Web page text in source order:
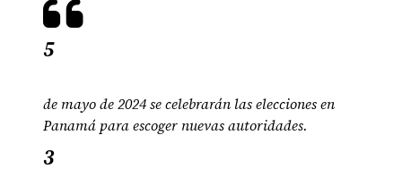
5
de mayo de 2024 se celebrarán las elecciones en
Panamá para escoger nuevas autoridades.
3